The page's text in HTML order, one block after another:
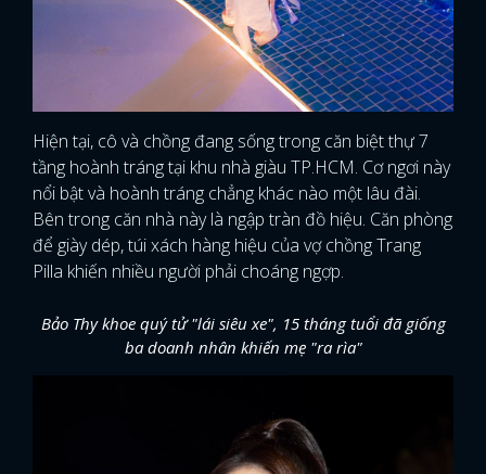
Hiện tại, cô và chồng đang sống trong căn biệt thự 7
tầng hoành tráng tại khu nhà giàu TP.HCM. Cơ ngơi này
nổi bật và hoành tráng chẳng khác nào một lâu đài.
Bên trong căn nhà này là ngập tràn đồ hiệu. Căn phòng
để giày dép, túi xách hàng hiệu của vợ chồng Trang
Pilla khiến nhiều người phải choáng ngợp.
Bảo Thy khoe quý tử "lái siêu xe", 15 tháng tuổi đã giống
ba doanh nhân khiến mẹ "ra rìa"